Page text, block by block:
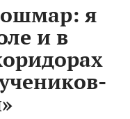
я
и в